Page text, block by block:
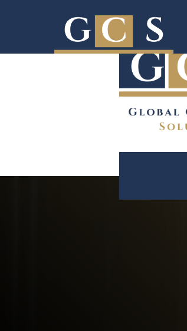
Расширьте границы вашего бизнеса!